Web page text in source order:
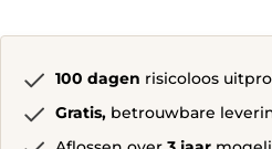
100 dagen risicoloos
Gratis, betrouwbare